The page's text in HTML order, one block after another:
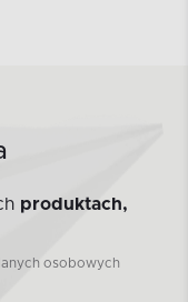
produktach,
osobowych